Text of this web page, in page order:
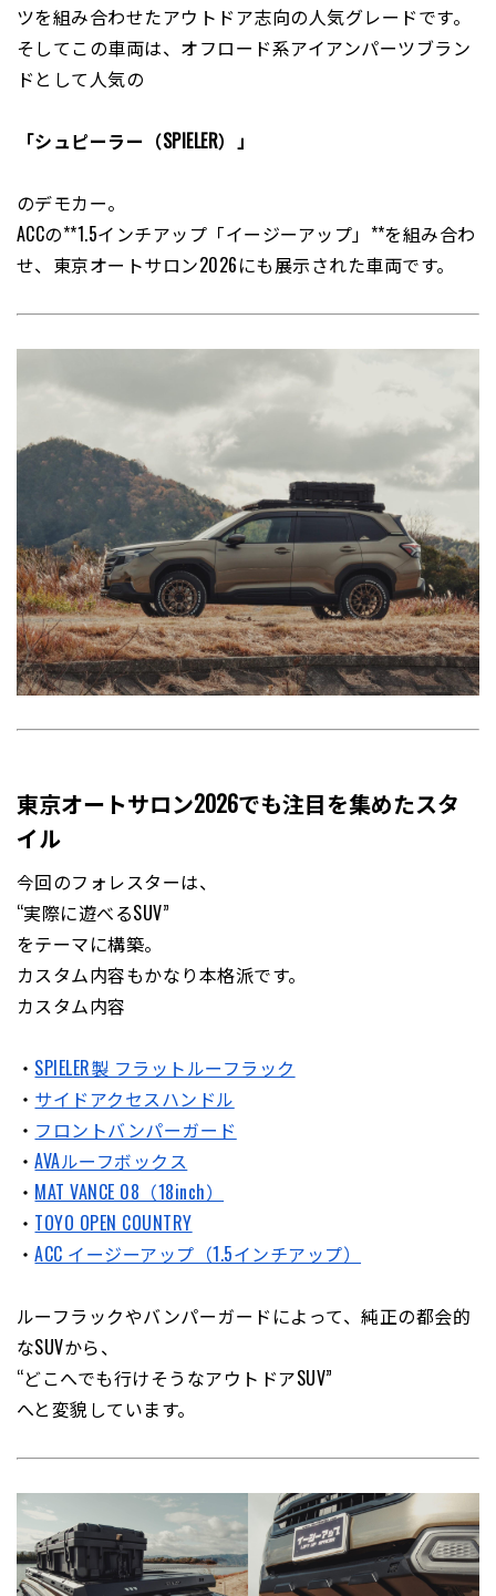
ツを組み合わせたアウトドア志向の人気グレードです。
そしてこの車両は、オフロード系アイアンパーツブラン
ドとして人気の
「シュピーラー（SPIELER）」
のデモカー。
ACCの**1.5インチアップ「イージーアップ」**を組み合わ
せ、東京オートサロン2026にも展示された車両です。
東京オートサロン2026でも注目を集めたスタ
イル
今回のフォレスターは、
“実際に遊べるSUV”
をテーマに構築。
カスタム内容もかなり本格派です。
カスタム内容
・ SPIELER製 フラットルーフラック
・ サイドアクセスハンドル
・ フロントバンパーガード
・AVAルーフボックス
・ MAT VANCE 08（18inch）
・ TOYO OPEN COUNTRY
・ACC イージーアップ（1.5インチアップ）
ルーフラックやバンパーガードによって、純正の都会的
なSUVから、
“どこへでも行けそうなアウトドアSUV”
へと変貌しています。